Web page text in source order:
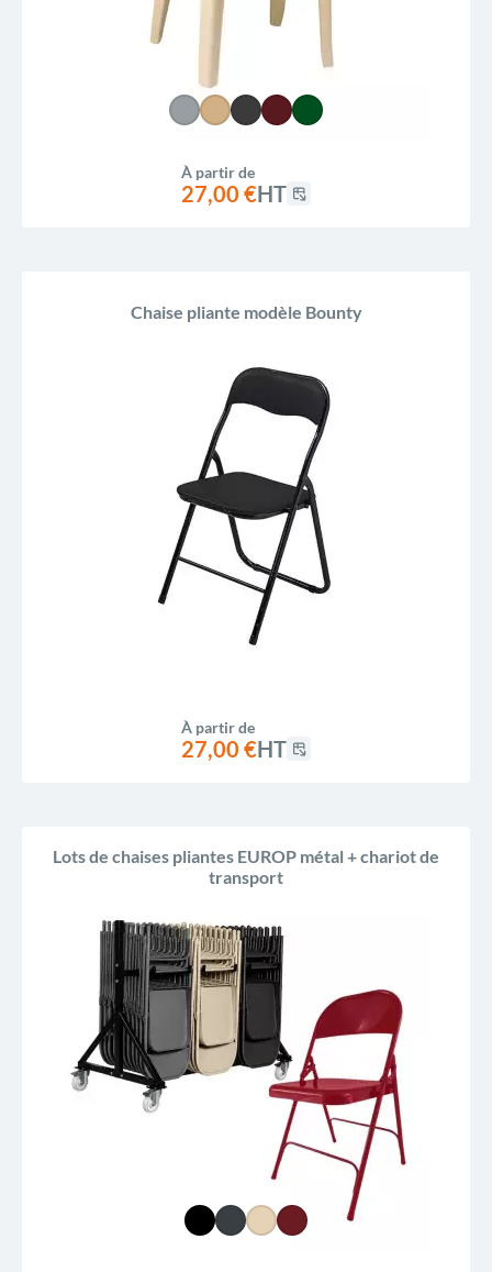
À partir de
27,00 €HT
Chaise pliante modèle Bounty
À partir de
27,00 €HT
Lots de chaises pliantes EUROP métal + chariot de
transport